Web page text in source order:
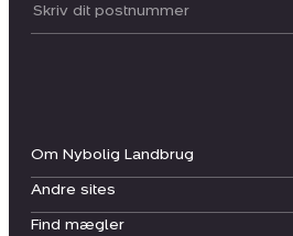
Om Nybolig Landbrug
Andre sites
Find mægler
Postnummer